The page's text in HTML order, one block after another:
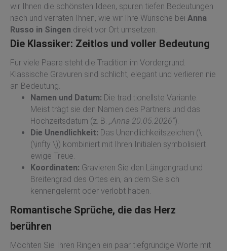
wir Ihnen die schönsten Ideen, spüren tiefen Bedeutungen
nach und verraten Ihnen, wie wir Ihre Wünsche bei Anna
Russo in Singen direkt vor Ort umsetzen.
Die Klassiker: Zeitlos und voller Bedeutung
Für viele Paare steht die Tradition im Vordergrund.
Klassische Gravuren sind schlicht, elegant und verlieren nie
an Bedeutung.
Namen und Datum: Die traditionellste Variante.
Meist trägt sie den Namen des Partners und das
Hochzeitsdatum (z. B. „Anna 20.05.2026“).
Die Unendlichkeit: Das Unendlichkeitszeichen (\
(\infty \)) kombiniert mit Ihren Initialen symbolisiert
ewige Treue.
Koordinaten: Gravieren Sie den Längengrad und
Breitengrad des Ortes ein, an dem Sie sich
kennengelernt oder verlobt haben.
Romantische Sprüche, die das Herz
berühren
Möchten Sie Ihren Ringen ein paar tiefgründige Worte mit